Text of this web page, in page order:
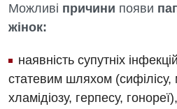
Можливі причини появи
жінок:
наявність супутніх
статевим шляхом (сифілісу,
хламідіозу, герпесу,